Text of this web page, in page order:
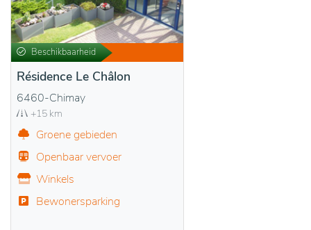
Beschikbaarheid
Résidence Le Châlon
6460-Chimay
+15 km
Groene gebieden
Openbaar vervoer
Winkels
Bewonersparking